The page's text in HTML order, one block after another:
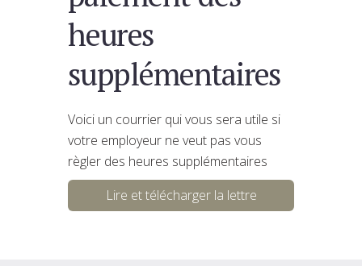
heures
supplémentaires
Voici un courrier qui vous sera utile si
votre employeur ne veut pas vous
règler des heures supplémentaires
Lire et télécharger la lettre